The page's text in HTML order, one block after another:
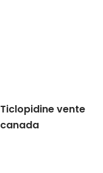
Ticlopidine vente
canada